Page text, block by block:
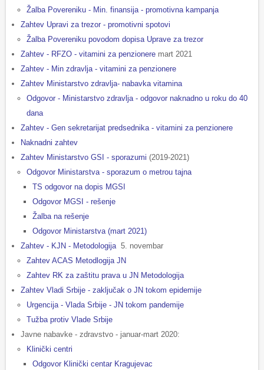
Žalba Povereniku - Min. finansija - promotivna kampanja
Zahtev Upravi za trezor - promotivni spotovi
Žalba Povereniku povodom dopisa Uprave za trezor
Zahtev - RFZO - vitamini za penzionere mart 2021
Zahtev - Min zdravlja - vitamini za penzionere
Zahtev Ministarstvo zdravlja- nabavka vitamina
Odgovor - Ministarstvo zdravlja - odgovor naknadno u roku do 40
dana
Zahtev - Gen sekretarijat predsednika - vitamini za penzionere
Naknadni zahtev
Zahtev Ministarstvo GSI - sporazumi (2019-2021)
Odgovor Ministarstva - sporazum o metrou tajna
TS odgovor na dopis MGSI
Odgovor MGSI - rešenje
Žalba na rešenje
Odgovor Ministarstva (mart 2021)
Zahtev - KJN - Metodologija 5. novembar
Zahtev ACAS Metodlogija JN
Zahtev RK za zaštitu prava u JN Metodologija
Zahtev Vladi Srbije - zaključak o JN tokom epidemije
Urgencija - Vlada Srbije - JN tokom pandemije
Tužba protiv Vlade Srbije
Javne nabavke - zdravstvo - januar-mart 2020:
Klinički centri
Odgovor Klinički centar Kragujevac